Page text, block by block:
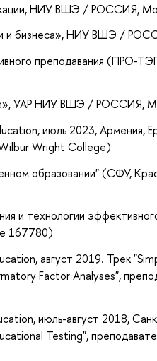
, НИУ ВШЭ / РОССИЯ,
и бизнеса», НИУ ВШЭ /
преподавания (ПРО-
, УАР НИУ ВШЭ / РОССИЯ,
июль 2023, Армения,
Wright College)
образовании" (СФУ,
и технологии
167780)
август 2019. Трек
Factor Analyses",
июль-август 2018,
Testing",